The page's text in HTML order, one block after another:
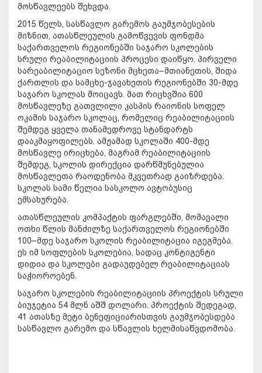
მოსწავლეებს შეხვდა.
2015 წელს, სასწავლო გარემოს გაუმჯობესების
მიზნით, ათასწლეულის გამოწვევის ფონდმა
საქართველოს რეგიონებში საჯარო სკოლების
სრული რეაბილიტაციის პროცესი დაიწყო. პირველი
სარეაბილიტაციო სეზონი მცხეთა–მთიანეთის, შიდა
ქართლის და სამცხე-ჯავახეთის რეგიონებში 30-მდე
საჯარო სკოლას მოიცავს. მათ რიცხვშია 600
მოსწავლეზე გათვლილი კასპის რაიონის სოფელ
ოკამის საჯარო სკოლაც, რომელიც რეაბილიტაციის
შემდეგ ყველა თანამედროვე სტანდარტს
დააკმაყოფილებს. ამჟამად სკოლაში 400-მდე
მოსწავლე ირიცხება, მაგრამ რეაბილიტაციის
შემდეგ, სკოლის დირექცია დარწმუნებულია
მოსწავლეთა რაოდენობა მკვეთრად გაიზრდება.
სკოლას სამი წელია სასკოლო ავტობუსიც
ემსახურება.
ათასწლეულის კომპაქტის ფარგლებში, მომავალი
ოთხი წლის მანძილზე საქართველოს რეგიონებში
100–მდე საჯარო სკოლის რეაბილიტაცია იგეგმება.
ეს იმ სოფლების სკოლებია, სადაც კონტიგენტი
დიდია და სკოლები გადაუდებელ რეაბილიტაციას
საჭიოროებენ.
საჯარო სკოლების რეაბილიტაციის პროექტის სრული
ბიუჯეტია 54 მლნ აშშ დოლარი. პროექტის შედეგად,
41 ათასზე მეტი ბენეფიციარისთვის გაუმჯობესდება
სასწავლო გარემო და სწავლის ხელმისაწვდომობა.